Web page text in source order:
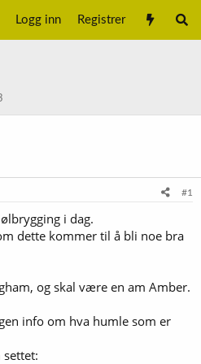
Logg inn Registrer
#1
i dag.
dette kommer til å bli noe bra
og skal være en am Amber.
info om hva humle som er